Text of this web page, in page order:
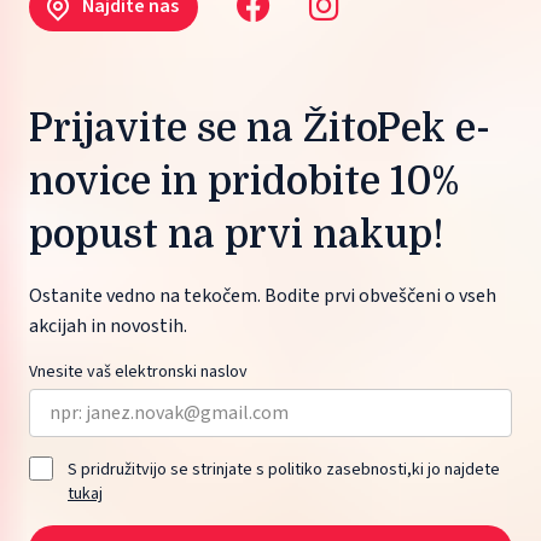
Najdite nas
Prijavite se na ŽitoPek e-
novice in pridobite 10%
popust na prvi nakup!
Ostanite vedno na tekočem. Bodite prvi obveščeni o vseh
akcijah in novostih.
Vnesite vaš elektronski naslov
S pridružitvijo se strinjate s politiko zasebnosti,ki jo najdete
tukaj